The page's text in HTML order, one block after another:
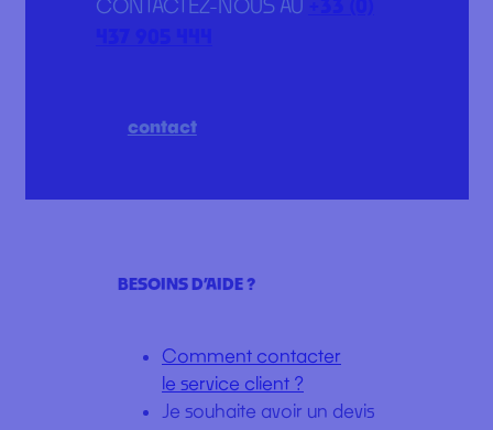
CONTACTEZ-NOUS AU
contact
BESOINS D’AIDE ?
Comment contacter
le service client ?
Je souhaite avoir un devis